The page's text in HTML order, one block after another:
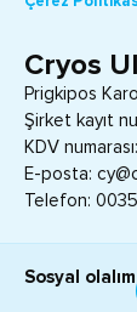
Cryos
Prigkipos
Şirket kayıt
KDV
E-posta:
Telefon:
Sosyal olalım